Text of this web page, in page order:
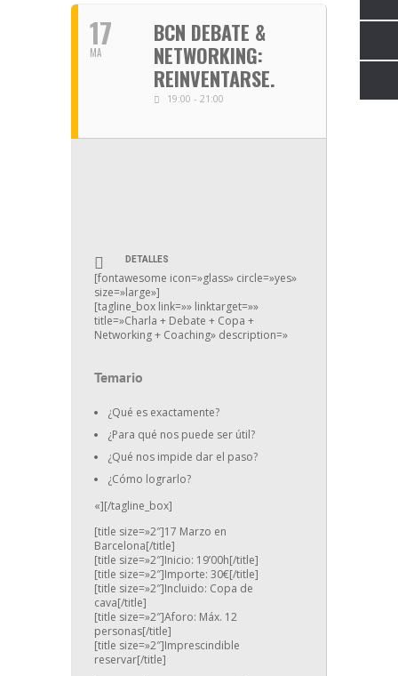
17
MA
BCN DEBATE &
NETWORKING:
REINVENTARSE.
19:00 - 21:00
DETALLES
[fontawesome icon=»glass» circle=»yes»
size=»large»]
[tagline_box link=»» linktarget=»»
title=»Charla + Debate + Copa +
Networking + Coaching» description=»
Temario
¿Qué es exactamente?
¿Para qué nos puede ser útil?
¿Qué nos impide dar el paso?
¿Cómo lograrlo?
«][/tagline_box]
[title size=»2″]17 Marzo en
Barcelona[/title]
[title size=»2″]Inicio: 19’00h[/title]
[title size=»2″]Importe: 30€[/title]
[title size=»2″]Incluido: Copa de
cava[/title]
[title size=»2″]Aforo: Máx. 12
personas[/title]
[title size=»2″]Imprescindible
reservar[/title]